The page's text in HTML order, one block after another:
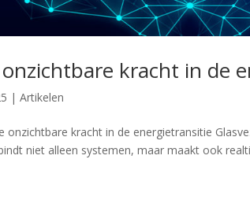
onzichtbare kracht in de
|Artikelen
onzichtbare kracht in de energietransitie
niet alleen systemen, maar maakt ook